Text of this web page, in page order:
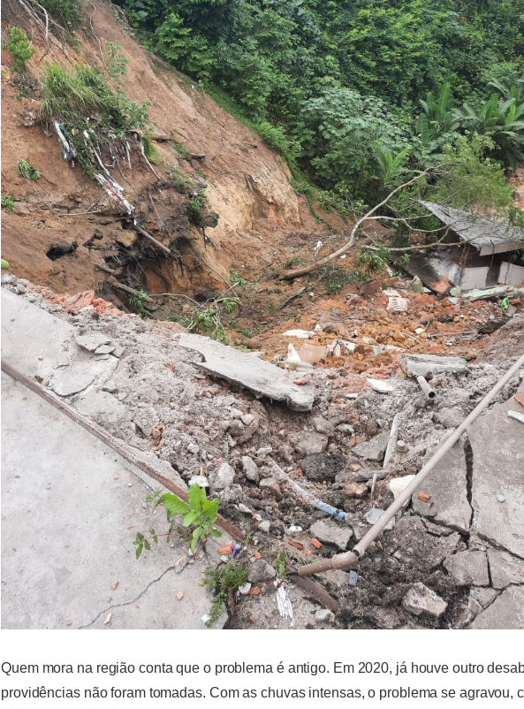
Quem mora na região conta que o problema é antigo. Em 2020, já houve outro
providências não foram tomadas. Com as chuvas intensas, o problema se agravou,